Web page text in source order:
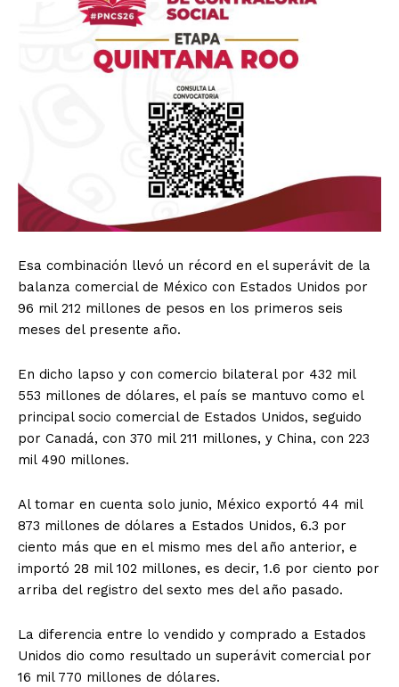
Esa combinación llevó un récord en el superávit de la
balanza comercial de México con Estados Unidos por
96 mil 212 millones de pesos en los primeros seis
meses del presente año.
En dicho lapso y con comercio bilateral por 432 mil
553 millones de dólares, el país se mantuvo como el
principal socio comercial de Estados Unidos, seguido
por Canadá, con 370 mil 211 millones, y China, con 223
mil 490 millones.
Al tomar en cuenta solo junio, México exportó 44 mil
873 millones de dólares a Estados Unidos, 6.3 por
ciento más que en el mismo mes del año anterior, e
importó 28 mil 102 millones, es decir, 1.6 por ciento por
arriba del registro del sexto mes del año pasado.
La diferencia entre lo vendido y comprado a Estados
Unidos dio como resultado un superávit comercial por
16 mil 770 millones de dólares.